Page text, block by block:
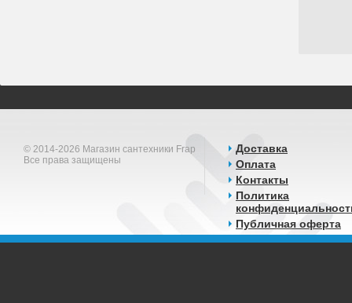
© 2014-2026 Магазин сантехники Frap
Все права защищены
Доставка
Оплата
Контакты
Политика
Публичная оферта